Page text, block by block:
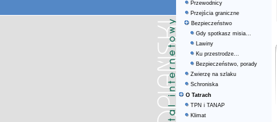
Przewodnicy
Przejścia graniczne
Bezpieczeństwo
Gdy spotkasz misia...
Lawiny
Ku przestrodze...
Bezpieczeństwo, porady
Zwierzę na szlaku
Schroniska
O Tatrach
TPN i TANAP
Klimat